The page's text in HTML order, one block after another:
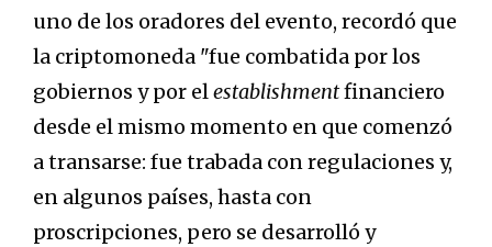
uno de los oradores del evento, recordó que
la criptomoneda "fue combatida por los
gobiernos y por elestablishmentfinanciero
desde el mismo momento en que comenzó
a transarse: fue trabada con regulaciones y,
en algunos países, hasta con
proscripciones, pero se desarrolló y